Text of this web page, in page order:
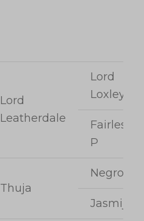
Lord
Leatherdale
Lord
Loxley
Fairless
P
Thuja
Negro
Jasmijn